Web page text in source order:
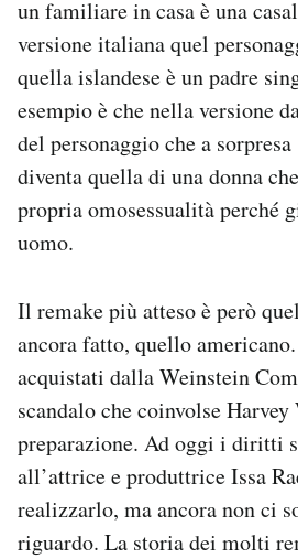
un familiare in casa è una
versione italiana quel
quella islandese è un padre
esempio è che nella versione
del personaggio che a
diventa quella di una donna
propria omosessualità perché
uomo.
Il remake più atteso è però
ancora fatto, quello
acquistati dalla Weinstein
scandalo che coinvolse
preparazione. Ad oggi i diritti
all’attrice e produttrice Issa
realizzarlo, ma ancora non ci
riguardo. La storia dei molti